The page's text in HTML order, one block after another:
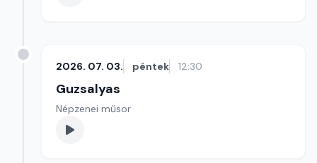
2026. 07. 03. péntek 12:30
Guzsalyas
Népzenei műsor